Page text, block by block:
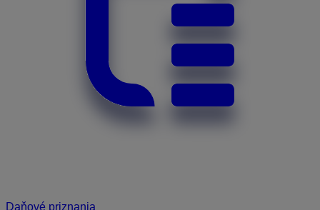
Daňové priznania